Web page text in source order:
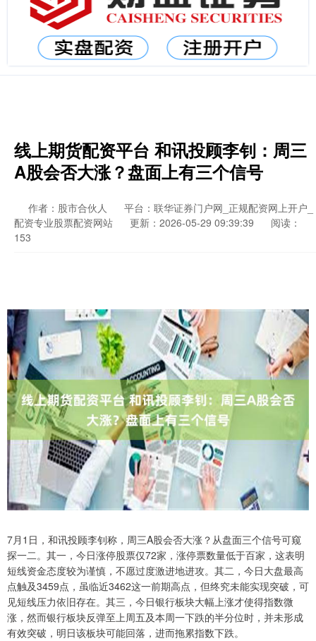
线上期货配资平台 和讯投顾李钊：周三
A股会否大涨？盘面上有三个信号
作者：股市合伙人
平台：联华证券门户网_正规配资网上开户_
配资专业股票配资网站
更新：2026-05-29 09:39:39
阅读：
153
7月1日，和讯投顾李钊称，周三A股会否大涨？从盘面三个信号可窥
探一二。其一，今日涨停股票仅72家，涨停票数量低于百家，这表明
短线资金态度较为谨慎，不愿过度激进地进攻。其二，今日大盘最高
点触及3459点，虽临近3462这一前期高点，但终究未能实现突破，可
见短线压力依旧存在。其三，今日银行板块大幅上涨才使得指数微
涨，然而银行板块反弹至上周五及本周一下跌的半分位时，并未形成
有效突破，明日该板块可能回落，进而拖累指数下跌。